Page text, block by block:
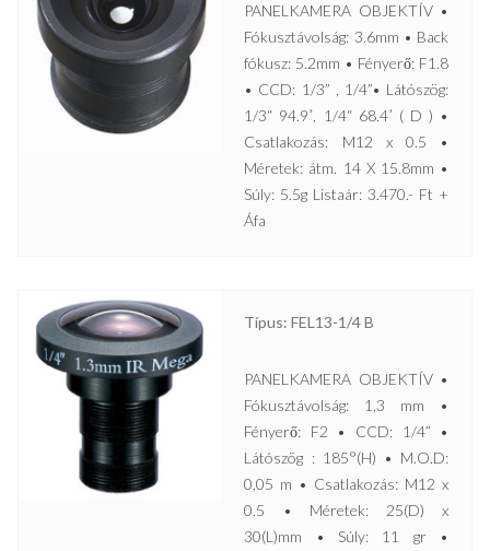
PANELKAMERA OBJEKTÍV •
Fókusztávolság: 3.6mm • Back
fókusz: 5.2mm • Fényerő: F1.8
• CCD: 1/3” , 1/4”• Látószög:
1/3“ 94.9˚, 1/4“ 68.4˚ ( D ) •
Csatlakozás: M12 x 0.5 •
Méretek: átm. 14 X 15.8mm •
Súly: 5.5g Listaár: 3.470.- Ft +
Áfa
Típus: FEL13-1/4 B
PANELKAMERA OBJEKTÍV •
Fókusztávolság: 1,3 mm •
Fényerő: F2 • CCD: 1/4” •
Látószög : 185°(H) • M.O.D:
0,05 m • Csatlakozás: M12 x
0.5 • Méretek: 25(D) x
30(L)mm • Súly: 11 gr •